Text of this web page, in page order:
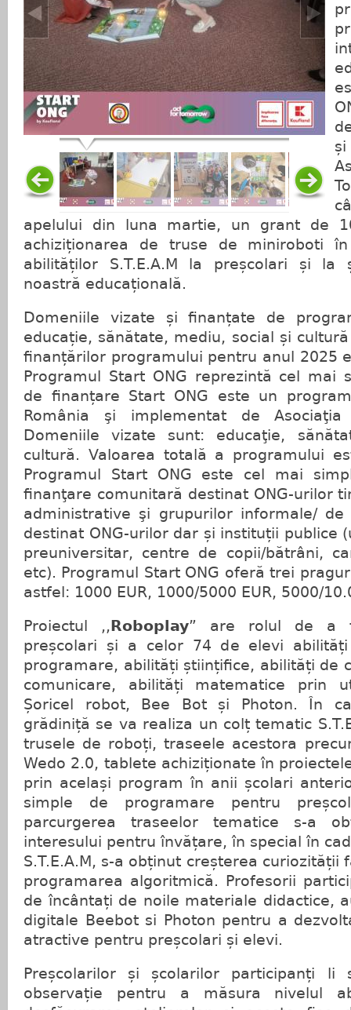
apelului din luna martie, un grant de
achiziționarea de truse de miniroboti
abilităților S.T.E.A.M la preșcolari și la
noastră educațională.
Domeniile vizate și finanțate de
educație, sănătate, mediu, social și
finanțărilor programului pentru anul 2025
Programul Start ONG reprezintă cel mai
de finanțare Start ONG este un
România şi implementat de
Domeniile vizate sunt: educaţie,
cultură. Valoarea totală a programului
Programul Start ONG este cel mai
finanţare comunitară destinat ONG-urilor
administrative şi grupurilor informale/
destinat ONG-urilor dar și instituții publice
preuniversitar, centre de copii/bătrâni,
etc). Programul Start ONG oferă trei
astfel: 1000 EUR, 1000/5000 EUR, 5000/
Proiectul ,, Roboplay” are rolul de a
preșcolari și a celor 74 de elevi
programare, abilități științifice, abilități de
comunicare, abilități matematice prin
Șoricel robot, Bee Bot și Photon. În
grădiniță se va realiza un colț tematic
trusele de roboți, traseele acestora
Wedo 2.0, tablete achiziționate în
prin același program în anii școlari
simple de programare pentru
parcurgerea traseelor tematice s-a
interesului pentru învățare, în special în
S.T.E.A.M, s-a obținut creșterea
programarea algoritmică. Profesorii
de încântați de noile materiale didactice,
digitale Beebot si Photon pentru a
atractive pentru preșcolari și elevi.
Preșcolarilor și școlarilor participanți
observație pentru a măsura nivelul